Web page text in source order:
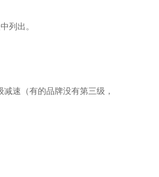
列出。
速（有的品牌没有第三级，